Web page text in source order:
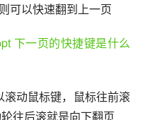
可以快速翻到上一页
动鼠标键，鼠标往前滚
往后滚就是向下翻页